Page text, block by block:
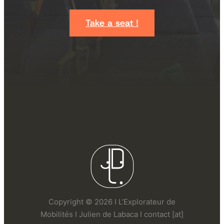
Take a seat !
Copyright © 2026 I L’Explorateur de
Mobilités I Julien de Labaca I contact [at]